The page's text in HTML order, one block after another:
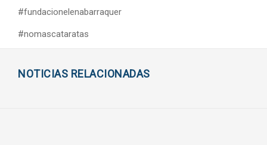
#fundacionelenabarraquer
#nomascataratas
NOTICIAS RELACIONADAS